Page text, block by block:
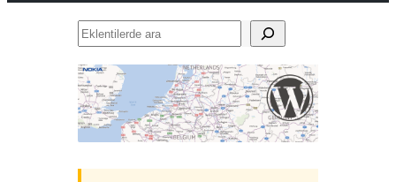
Eklentilerde